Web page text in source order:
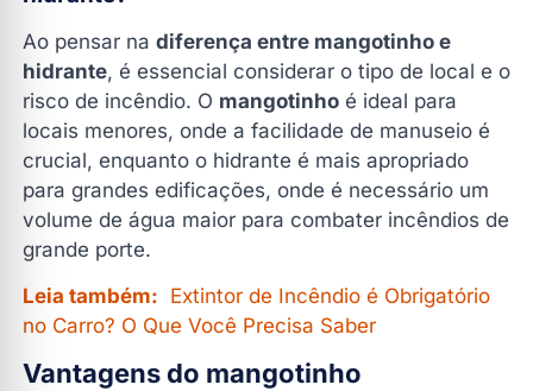
Ao pensar na diferença entre mangotinho e
hidrante, é essencial considerar o tipo de local e o
risco de incêndio. O mangotinho é ideal para
locais menores, onde a facilidade de manuseio é
crucial, enquanto o hidrante é mais apropriado
para grandes edificações, onde é necessário um
volume de água maior para combater incêndios de
grande porte.
Leia também: Extintor de Incêndio é Obrigatório
no Carro? O Que Você Precisa Saber
Vantagens do mangotinho